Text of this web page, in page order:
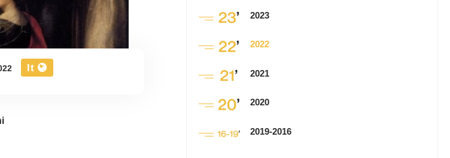
It
2023
2022
2021
2020
2019-2016